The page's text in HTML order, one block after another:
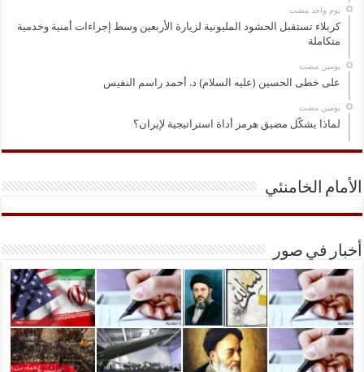
‏يوم واحد مضت
كربلاء تستقبل الحشود المليونية لزيارة الأربعين وسط إجراءات أمنية وخدمية
متكاملة
‏يومين مضت
على خطى الحسين (عليه السلام) د. أحمد راسم النفيس
‏يومين مضت
لماذا يشكّل مضيق هرمز أداة استراتيجية لإيران؟
الأمام الخامنئي
أخبار في صور